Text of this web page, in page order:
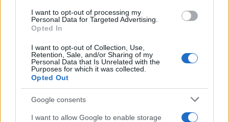
consent section.
I want to opt-out of processing my
Personal Data for Targeted Advertising.
Opted In
I want to opt-out of Collection, Use,
Retention, Sale, and/or Sharing of my
Personal Data that Is Unrelated with the
Purposes for which it was collected.
Opted Out
Google consents
I want to allow Google to enable storage